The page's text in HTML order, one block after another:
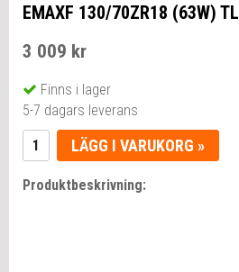
EMAXF 130/70ZR18 (63W) TL
3 009 kr
Finns i lager
5-7 dagars leverans
LÄGG I VARUKORG »
Produktbeskrivning: